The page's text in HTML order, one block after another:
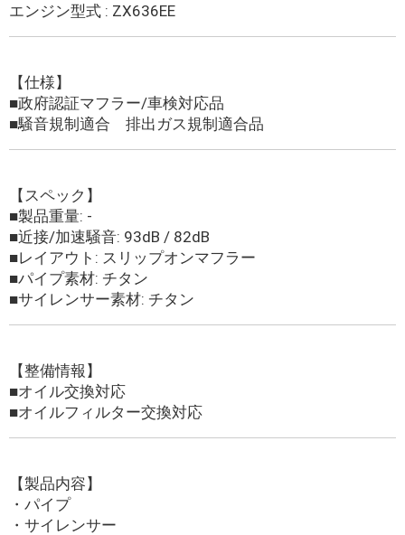
エンジン型式 : ZX636EE
【仕様】
■政府認証マフラー/車検対応品
■騒音規制適合 排出ガス規制適合品
【スペック】
■製品重量: -
■近接/加速騒音: 93dB / 82dB
■レイアウト: スリップオンマフラー
■パイプ素材: チタン
■サイレンサー素材: チタン
【整備情報】
■オイル交換対応
■オイルフィルター交換対応
【製品内容】
・パイプ
・サイレンサー